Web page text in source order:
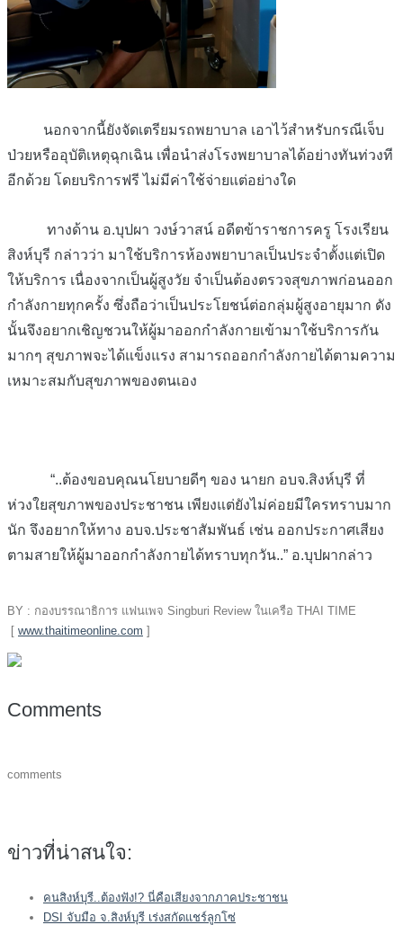
นอกจากนี้ยังจัดเตรียมรถพยาบาล เอาไว้สำหรับกรณีเจ็บ
ป่วยหรืออุบัติเหตุฉุกเฉิน เพื่อนำส่งโรงพยาบาลได้อย่างทันท่วงที
อีกด้วย โดยบริการฟรี ไม่มีค่าใช้จ่ายแต่อย่างใด
ทางด้าน อ.บุปผา วงษ์วาสน์ อดีตข้าราชการครู โรงเรียน
สิงห์บุรี กล่าวว่า มาใช้บริการห้องพยาบาลเป็นประจำตั้งแต่เปิด
ให้บริการ เนื่องจากเป็นผู้สูงวัย จำเป็นต้องตรวจสุขภาพก่อนออก
กำลังกายทุกครั้ง ซึ่งถือว่าเป็นประโยชน์ต่อกลุ่มผู้สูงอายุมาก ดัง
นั้นจึงอยากเชิญชวนให้ผู้มาออกกำลังกายเข้ามาใช้บริการกัน
มากๆ สุขภาพจะได้แข็งแรง สามารถออกกำลังกายได้ตามความ
เหมาะสมกับสุขภาพของตนเอง
“..ต้องขอบคุณนโยบายดีๆ ของ นายก อบจ.สิงห์บุรี ที่
ห่วงใยสุขภาพของประชาชน เพียงแต่ยังไม่ค่อยมีใครทราบมาก
นัก จึงอยากให้ทาง อบจ.ประชาสัมพันธ์ เช่น ออกประกาศเสียง
ตามสายให้ผู้มาออกกำลังกายได้ทราบทุกวัน..” อ.บุปผากล่าว
BY : กองบรรณาธิการ แฟนเพจ Singburi Review ในเครือ THAI TIME
[ www.thaitimeonline.com ]
Comments
comments
ข่าวที่น่าสนใจ:
คนสิงห์บุรี..ต้องฟัง!? นี่คือเสียงจากภาคประชาชน
DSI จับมือ จ.สิงห์บุรี เร่งสกัดแชร์ลูกโซ่